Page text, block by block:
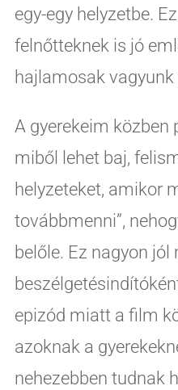
egy-egy helyzetbe.
felnőtteknek is jó
hajlamosak
A gyerekeim közben
miből lehet baj,
helyzeteket, amikor
továbbmenni”,
belőle. Ez nagyon
epizód miatt a film
azoknak a
nehezebben tudnak